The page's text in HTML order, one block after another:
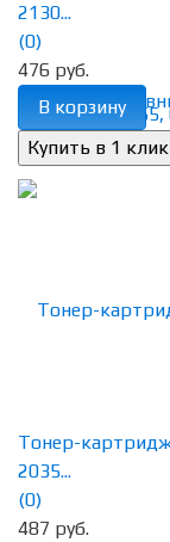
избранное
2130...
(0)
476 руб.
В корзину
Тонер-
2035...
(0)
487 руб.